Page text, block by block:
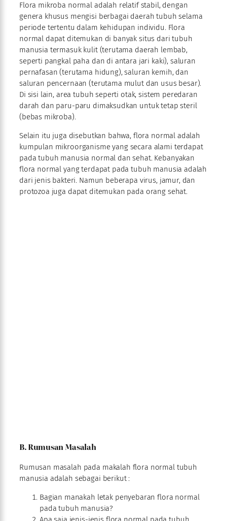
Flora mikroba normal adalah relatif stabil, dengan
genera khusus mengisi berbagai daerah tubuh selama
periode tertentu dalam kehidupan individu. Flora
normal dapat ditemukan di banyak situs dari tubuh
manusia termasuk kulit (terutama daerah lembab,
seperti pangkal paha dan di antara jari kaki), saluran
pernafasan (terutama hidung), saluran kemih, dan
saluran pencernaan (terutama mulut dan usus besar).
Di sisi lain, area tubuh seperti otak, sistem peredaran
darah dan paru-paru dimaksudkan untuk tetap steril
(bebas mikroba).
Selain itu juga disebutkan bahwa, flora normal adalah
kumpulan mikroorganisme yang secara alami terdapat
pada tubuh manusia normal dan sehat. Kebanyakan
flora normal yang terdapat pada tubuh manusia adalah
dari jenis bakteri. Namun beberapa virus, jamur, dan
protozoa juga dapat ditemukan pada orang sehat.
B. Rumusan Masalah
Rumusan masalah pada makalah flora normal tubuh
manusia adalah sebagai berikut :
Bagian manakah letak penyebaran flora normal
pada tubuh manusia?